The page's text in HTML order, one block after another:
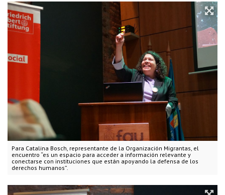
Para Catalina Bosch, representante de la Organización Migrantas, el
encuentro “es un espacio para acceder a información relevante y
conectarse con instituciones que están apoyando la defensa de los
derechos humanos”.